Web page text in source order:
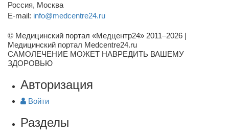
Россия, Москва
E-mail: info@medcentre24.ru
© Медицинский портал «Медцентр24» 2011–2026 |
Медицинский портал Medcentre24.ru
САМОЛЕЧЕНИЕ МОЖЕТ НАВРЕДИТЬ ВАШЕМУ
ЗДОРОВЬЮ
Авторизация
Войти
Разделы